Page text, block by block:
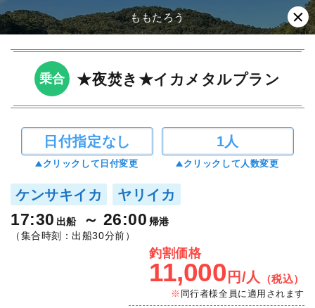
ももたろう
乗合 ★夜焚き★イカメタルプラン
日付指定なし
クリックして日付変更
1人
クリックして人数変更
ケンサキイカ ヤリイカ
17:30 出船 26:00 帰港
（集合時刻：出船30分前）
釣割価格
11,000 円/人 （税込）
同行者様全員に適用されます